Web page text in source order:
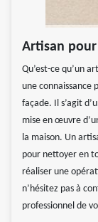
Artisan
Qu’est-ce qu’un
une connaissance
façade. Il s’agit
mise en œuvre
la maison. Un
pour nettoyer en
réaliser une
n’hésitez pas à
professionnel de